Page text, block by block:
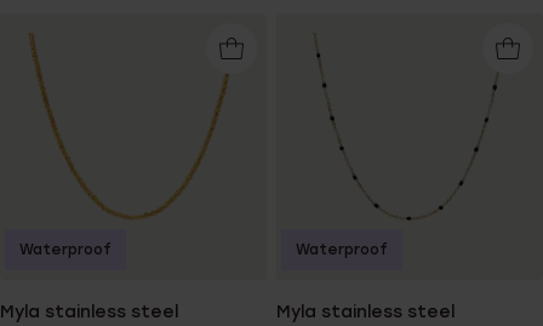
Myla stainless steel
Waterproof
Myla stainless steel
Waterproof